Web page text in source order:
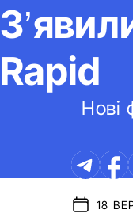
Rapid
Нові
18